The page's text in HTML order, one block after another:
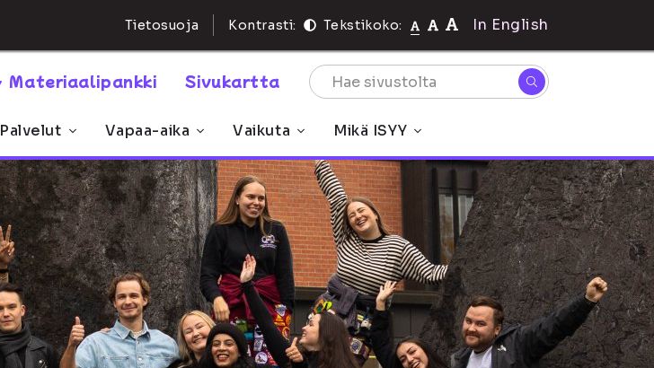
Tietosuoja Kontrasti: Tekstikoko: In English
Materiaalipankki Sivukartta
Palvelut Vapaa-aika Vaikuta Mikä ISYY